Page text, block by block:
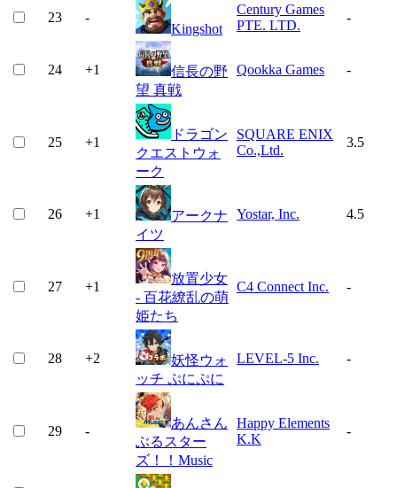
23 -
Kingshot
Century Games
PTE. LTD.
-
24 +1
信長の野
望 真戦
Qookka Games -
25 +1
ドラゴン
クエストウォ
ーク
SQUARE ENIX
Co.,Ltd.
3.5
26 +1
アークナ
イツ
Yostar, Inc. 4.5
27 +1
放置少女
- 百花繚乱の萌
姫たち
C4 Connect Inc. -
28 +2
妖怪ウォ
ッチ ぷにぷに
LEVEL-5 Inc. -
29 -
あんさん
ぶるスター
ズ！！Music
Happy Elements
K.K
-